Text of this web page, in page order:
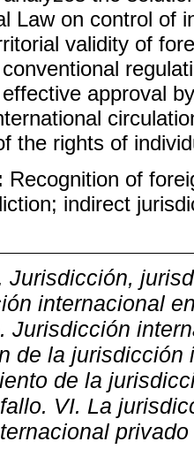
Law on control of
validity of
approval
the rights of
Recognition of
indirect
Jurisdicción,
internacional
Jurisdicción
de la jurisdicción
de la
VI. La